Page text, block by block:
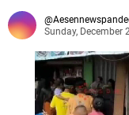
Sunday, December